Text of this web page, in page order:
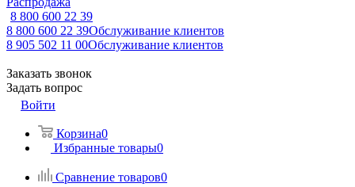
8 800 600 22 39
8 800 600 22 39Обслуживание клиентов
8 905 502 11 00Обслуживание клиентов
Заказать звонок
Задать вопрос
Войти
Корзина0
Избранные товары0
Сравнение товаров0